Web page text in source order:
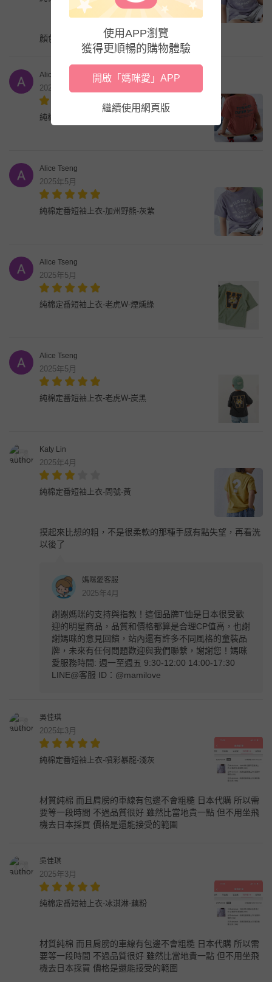
顏色很好看沒有色差
Alice Tseng
2025年5月
純棉定番短袖上衣-背後大標-磚橘
Alice Tseng
2025年5月
純棉定番短袖上衣-加州野熊-灰紫
Alice Tseng
2025年5月
純棉定番短袖上衣-老虎W-煙燻綠
Alice Tseng
2025年5月
純棉定番短袖上衣-老虎W-炭黑
Katy Lin
2025年4月
純棉定番短袖上衣-問號-黃
摸起來比想的粗，不是很柔軟的那種手感有點失望，再看洗
以後了
媽咪愛客服
2025年4月
謝謝媽咪的支持與指教！這個品牌T恤是日本很受歡
迎的明星商品，品質和價格都算是合理CP值高，也謝
謝媽咪的意見回饋，站內還有許多不同風格的童裝品
牌，未來有任何問題歡迎與我們聯繫，謝謝您！媽咪
愛服務時間: 週一至週五 9:30-12:00 14:00-17:30
LINE@客服 ID：@mamilove
吳佳琪
2025年3月
純棉定番短袖上衣-噴彩暴龍-淺灰
材質純棉 而且肩膀的車線有包邊不會粗糙 日本代購 所以需
要等一段時間 不過品質很好 雖然比當地貴一點 但不用坐飛
機去日本採買 價格是還能接受的範圍
吳佳琪
2025年3月
純棉定番短袖上衣-冰淇淋-藕粉
材質純棉 而且肩膀的車線有包邊不會粗糙 日本代購 所以需
要等一段時間 不過品質很好 雖然比當地貴一點 但不用坐飛
機去日本採買 價格是還能接受的範圍
使用APP瀏覽
獲得更順暢的購物體驗
開啟「媽咪愛」APP
繼續使用網頁版